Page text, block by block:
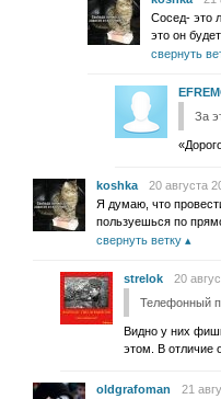
Сосед- это
это он
свернуть
За
koshka
20 августа
Я думаю, что
пользуешься по
свернуть ветку
strelok
20
Телефонный
Видно у них
этом. В отличие
oldgrafoman
21